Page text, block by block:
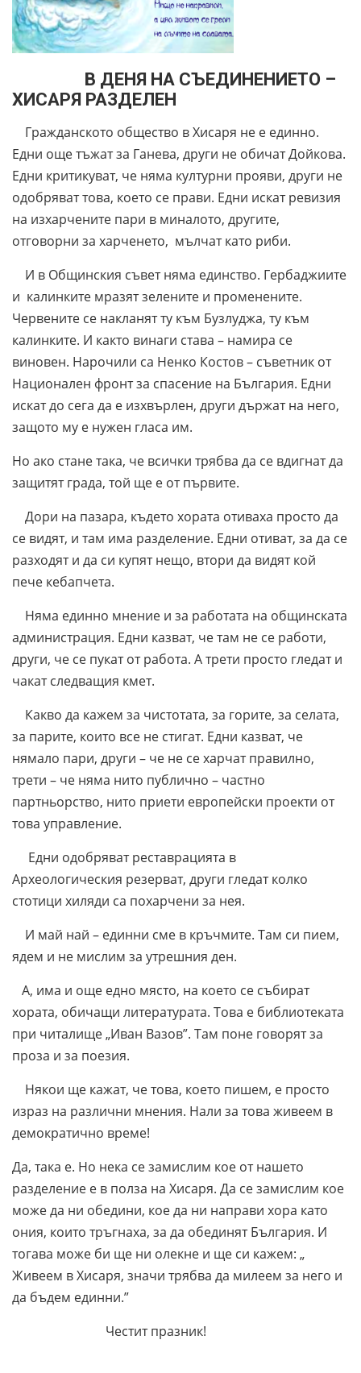
В ДЕНЯ НА СЪЕДИНЕНИЕТО –
ХИСАРЯ РАЗДЕЛЕН
Гражданското общество в Хисаря не е единно.
Едни още тъжат за Ганева, други не обичат Дойкова.
Едни критикуват, че няма културни прояви, други не
одобряват това, което се прави. Едни искат ревизия
на изхарчените пари в миналото, другите,
отговорни за харченето, мълчат като риби.
И в Общинския съвет няма единство. Гербаджиите
и калинките мразят зелените и променените.
Червените се накланят ту към Бузлуджа, ту към
калинките. И както винаги става – намира се
виновен. Нарочили са Ненко Костов – съветник от
Национален фронт за спасение на България. Едни
искат до сега да е изхвърлен, други държат на него,
защото му е нужен гласа им.
Но ако стане така, че всички трябва да се вдигнат да
защитят града, той ще е от първите.
Дори на пазара, където хората отиваха просто да
се видят, и там има разделение. Едни отиват, за да се
разходят и да си купят нещо, втори да видят кой
пече кебапчета.
Няма единно мнение и за работата на общинската
администрация. Едни казват, че там не се работи,
други, че се пукат от работа. А трети просто гледат и
чакат следващия кмет.
Какво да кажем за чистотата, за горите, за селата,
за парите, които все не стигат. Едни казват, че
нямало пари, други – че не се харчат правилно,
трети – че няма нито публично – частно
партньорство, нито приети европейски проекти от
това управление.
Едни одобряват реставрацията в
Археологическия резерват, други гледат колко
стотици хиляди са похарчени за нея.
И май най – единни сме в кръчмите. Там си пием,
ядем и не мислим за утрешния ден.
А, има и още едно място, на което се събират
хората, обичащи литературата. Това е библиотеката
при читалище „Иван Вазов”. Там поне говорят за
проза и за поезия.
Някои ще кажат, че това, което пишем, е просто
израз на различни мнения. Нали за това живеем в
демократично време!
Да, така е. Но нека се замислим кое от нашето
разделение е в полза на Хисаря. Да се замислим кое
може да ни обедини, кое да ни направи хора като
ония, които тръгнаха, за да обединят България. И
тогава може би ще ни олекне и ще си кажем: „
Живеем в Хисаря, значи трябва да милеем за него и
да бъдем единни.”
Честит празник!